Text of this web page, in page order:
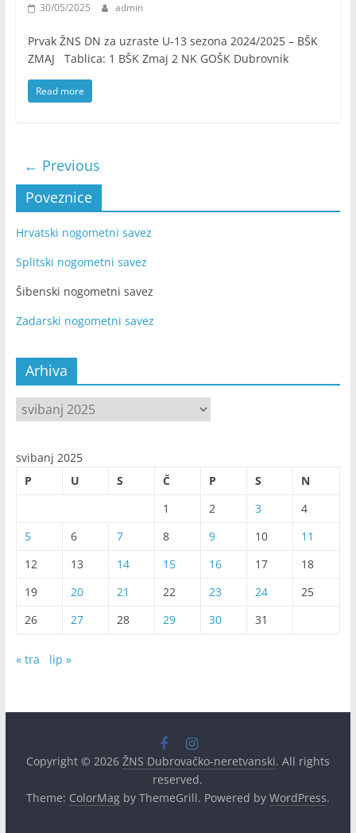
30/05/2025 admin
Prvak ŽNS DN za uzraste U-13 sezona 2024/2025 – BŠK
ZMAJ Tablica: 1 BŠK Zmaj 2 NK GOŠK Dubrovnik
Read more
← Previous
Poveznice
Hrvatski nogometni savez
Splitski nogometni savez
Šibenski nogometni savez
Zadarski nogometni savez
Arhiva
Arhiva
svibanj 2025
P
U S Č P S
N
1
2 3
4
5
6 7 8 9 10
11
12
13 14 15 16 17
18
19
20 21 22 23 24
25
26
27 28 29 30 31
« tra lip »
Copyright © 2026 ŽNS Dubrovačko-neretvanski. All rights
reserved.
Theme: ColorMagby ThemeGrill. Powered by WordPress.